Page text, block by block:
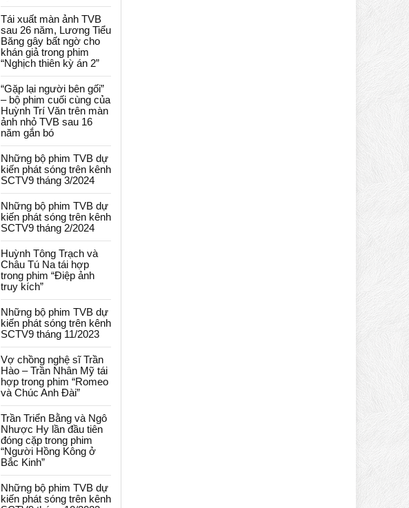
Tái xuất màn ảnh TVB
sau 26 năm, Lương Tiểu
Băng gây bất ngờ cho
khán giả trong phim
“Nghịch thiên kỳ án 2”
“Gặp lại người bên gối”
– bộ phim cuối cùng của
Huỳnh Trí Văn trên màn
ảnh nhỏ TVB sau 16
năm gắn bó
Những bộ phim TVB dự
kiến phát sóng trên kênh
SCTV9 tháng 3/2024
Những bộ phim TVB dự
kiến phát sóng trên kênh
SCTV9 tháng 2/2024
Huỳnh Tông Trạch và
Châu Tú Na tái hợp
trong phim “Điệp ảnh
truy kích”
Những bộ phim TVB dự
kiến phát sóng trên kênh
SCTV9 tháng 11/2023
Vợ chồng nghệ sĩ Trần
Hào – Trần Nhân Mỹ tái
hợp trong phim “Romeo
và Chúc Anh Đài”
Trần Triển Bằng và Ngô
Nhược Hy lần đầu tiên
đóng cặp trong phim
“Người Hồng Kông ở
Bắc Kinh”
Những bộ phim TVB dự
kiến phát sóng trên kênh